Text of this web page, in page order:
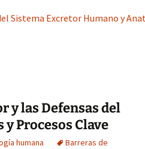
Sistema Excretor Humano y
y las Defensas del
Procesos Clave
humana
Barreras de